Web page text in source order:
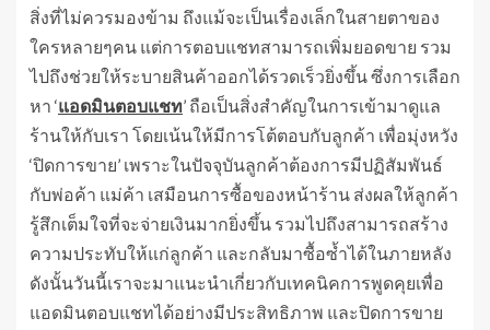
สิ่งที่ไม่ควรมองข้าม ถึงแม้จะเป็นเรื่องเล็กในสายตาของ
ใครหลายๆคน แต่การตอบแชทสามารถเพิ่มยอดขาย รวม
ไปถึงช่วยให้ระบายสินค้าออกได้รวดเร็วยิ่งขึ้น ซึ่งการเลือก
หา ‘แอดมินตอบแชท’ ถือเป็นสิ่งสำคัญในการเข้ามาดูแล
ร้านให้กับเรา โดยเน้นให้มีการโต้ตอบกับลูกค้า เพื่อมุ่งหวัง
‘ปิดการขาย’ เพราะในปัจจุบันลูกค้าต้องการมีปฏิสัมพันธ์
กับพ่อค้า แม่ค้า เสมือนการซื้อของหน้าร้าน ส่งผลให้ลูกค้า
รู้สึกเต็มใจที่จะจ่ายเงินมากยิ่งขึ้น รวมไปถึงสามารถสร้าง
ความประทับให้แก่ลูกค้า และกลับมาซื้อซ้ำได้ในภายหลัง
ดังนั้นวันนี้เราจะมาแนะนำเกี่ยวกับเทคนิคการพูดคุยเพื่อ
แอดมินตอบแชทได้อย่างมีประสิทธิภาพ และปิดการขาย